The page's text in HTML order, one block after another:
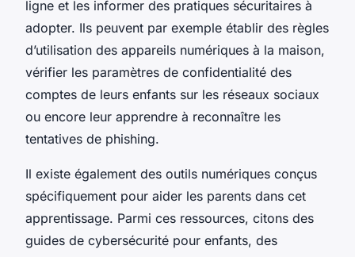
ligne et les informer des pratiques sécuritaires à
adopter. Ils peuvent par exemple établir des règles
d’utilisation des appareils numériques à la maison,
vérifier les paramètres de confidentialité des
comptes de leurs enfants sur les réseaux sociaux
ou encore leur apprendre à reconnaître les
tentatives de phishing.
Il existe également des outils numériques conçus
spécifiquement pour aider les parents dans cet
apprentissage. Parmi ces ressources, citons des
guides de cybersécurité pour enfants, des